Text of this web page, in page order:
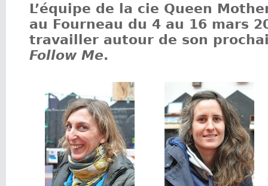
L’équipe de la cie Queen
au Fourneau du 4 au 16 mars
travailler autour de son
Follow Me.